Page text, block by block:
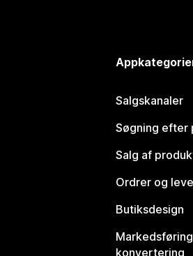
Salgskanaler
Søgning efter
Salg af
Ordrer og
Butiksdesign
konvertering